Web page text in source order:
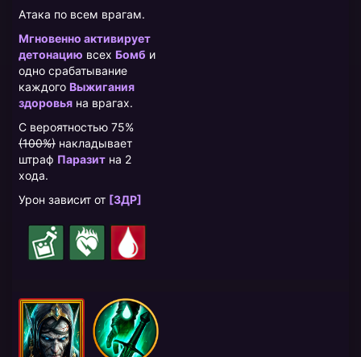
Атака по всем врагам.
Мгновенно активирует
детонацию всех Бомб и
одно срабатывание
каждого Выжигания
здоровья на врагах.
С вероятностью 75%
(100%) накладывает
штраф Паразит на 2
хода.
Урон зависит от [ЗДР]